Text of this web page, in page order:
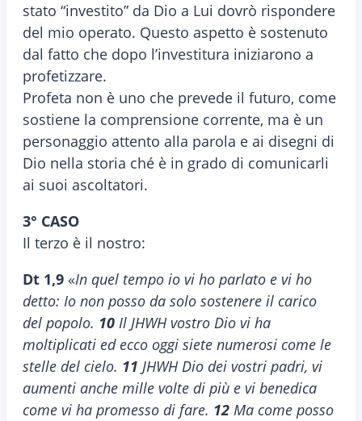
stato “investito” da Dio a Lui dovrò rispondere
del mio operato. Questo aspetto è sostenuto
dal fatto che dopo l’investitura iniziarono a
profetizzare.
Profeta non è uno che prevede il futuro, come
sostiene la comprensione corrente, ma è un
personaggio attento alla parola e ai disegni di
Dio nella storia ché è in grado di comunicarli
ai suoi ascoltatori.
3° CASO
Il terzo è il nostro:
Dt 1,9 «In quel tempo io vi ho parlato e vi ho
detto: Io non posso da solo sostenere il carico
del popolo. 10 Il JHWH vostro Dio vi ha
moltiplicati ed ecco oggi siete numerosi come le
stelle del cielo. 11 JHWH Dio dei vostri padri, vi
aumenti anche mille volte di più e vi benedica
come vi ha promesso di fare. 12 Ma come posso